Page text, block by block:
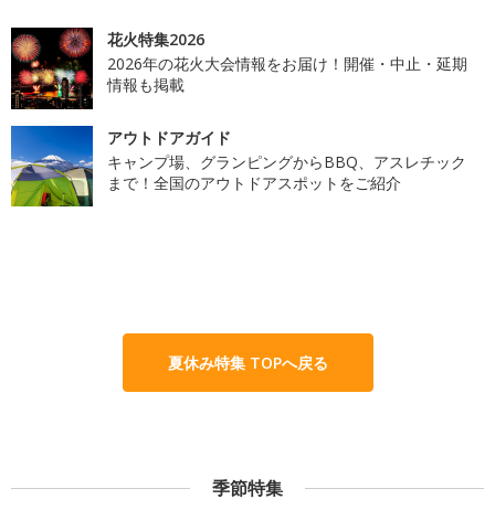
花火特集2026
2026年の花火大会情報をお届け！開催・中止・延期
情報も掲載
アウトドアガイド
キャンプ場、グランピングからBBQ、アスレチック
まで！全国のアウトドアスポットをご紹介
夏休み特集 TOPへ戻る
季節特集